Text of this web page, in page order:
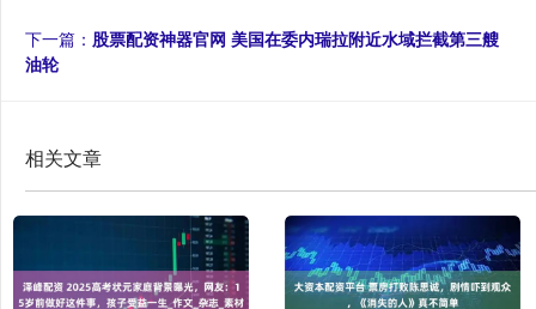
下一篇： 股票配资神器官网 美国在委内瑞拉附近水域拦截第三艘
油轮
相关文章